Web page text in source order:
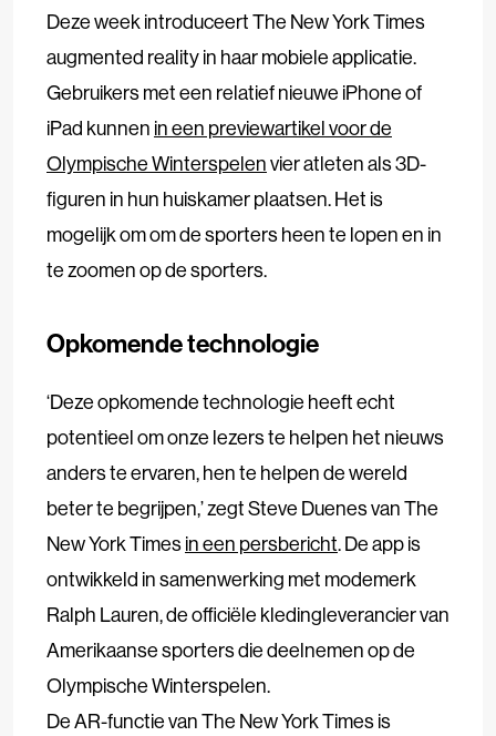
Deze week introduceert The New York Times
augmented reality in haar mobiele applicatie.
Gebruikers met een relatief nieuwe iPhone of
iPad kunnen in een previewartikel voor de
Olympische Winterspelenvier atleten als 3D-
figuren in hun huiskamer plaatsen. Het is
mogelijk om om de sporters heen te lopen en in
te zoomen op de sporters.
Opkomende technologie
‘Deze opkomende technologie heeft echt
potentieel om onze lezers te helpen het nieuws
anders te ervaren, hen te helpen de wereld
beter te begrijpen,’ zegt Steve Duenes van The
New York Timesin een persbericht. De app is
ontwikkeld in samenwerking met modemerk
Ralph Lauren, de officiële kledingleverancier van
Amerikaanse sporters die deelnemen op de
Olympische Winterspelen.
De AR-functie van The New York Times is